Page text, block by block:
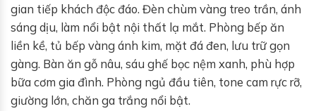
gian tiếp khách độc đáo. Đèn chùm vàng treo trần, ánh
sáng dịu, làm nổi bật nội thất lạ mắt. Phòng bếp ăn
liền kề, tủ bếp vàng ánh kim, mặt đá đen, lưu trữ gọn
gàng. Bàn ăn gỗ nâu, sáu ghế bọc nệm xanh, phù hợp
bữa cơm gia đình. Phòng ngủ đầu tiên, tone cam rực rỡ,
giường lớn, chăn ga trắng nổi bật.